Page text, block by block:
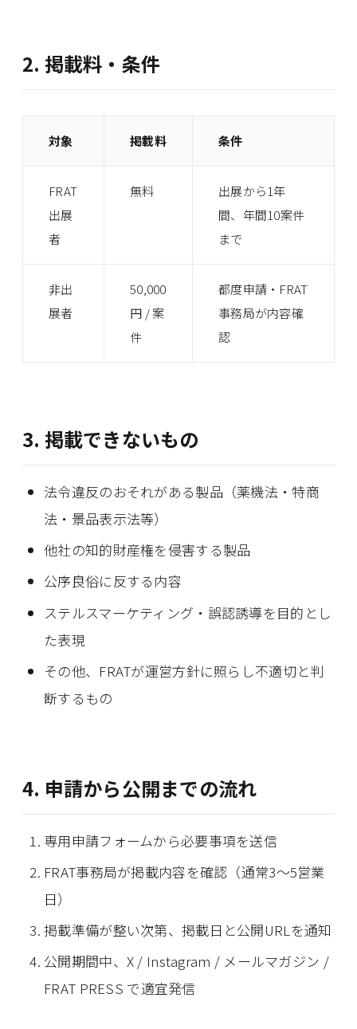
2. 掲載料・条件
対象 掲載料 条件
FRAT
出展
者
無料
出展から1年
間、年間10案件
まで
非出
展者
50,000
円 / 案
件
都度申請・FRAT
事務局が内容確
認
3. 掲載できないもの
法令違反のおそれがある製品（薬機法・特商
法・景品表示法等）
他社の知的財産権を侵害する製品
公序良俗に反する内容
ステルスマーケティング・誤認誘導を目的とし
た表現
その他、FRATが運営方針に照らし不適切と判
断するもの
4. 申請から公開までの流れ
専用申請フォームから必要事項を送信
FRAT事務局が掲載内容を確認（通常3〜5営業
日）
掲載準備が整い次第、掲載日と公開URLを通知
公開期間中、X / Instagram / メールマガジン /
FRAT PRESS で適宜発信